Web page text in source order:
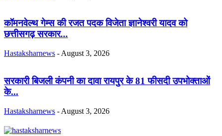
कॉमनवेल्थ गेम्स की रजत पदक विजेता ज्ञानेश्वरी यादव को
छत्तीसगढ़ सरकार...
Hastaksharnews - August 3, 2026
सरकारी बिजली कंपनी का दावा रायपुर के 81 फीसदी उपभोक्ताओं
के...
Hastaksharnews - August 3, 2026